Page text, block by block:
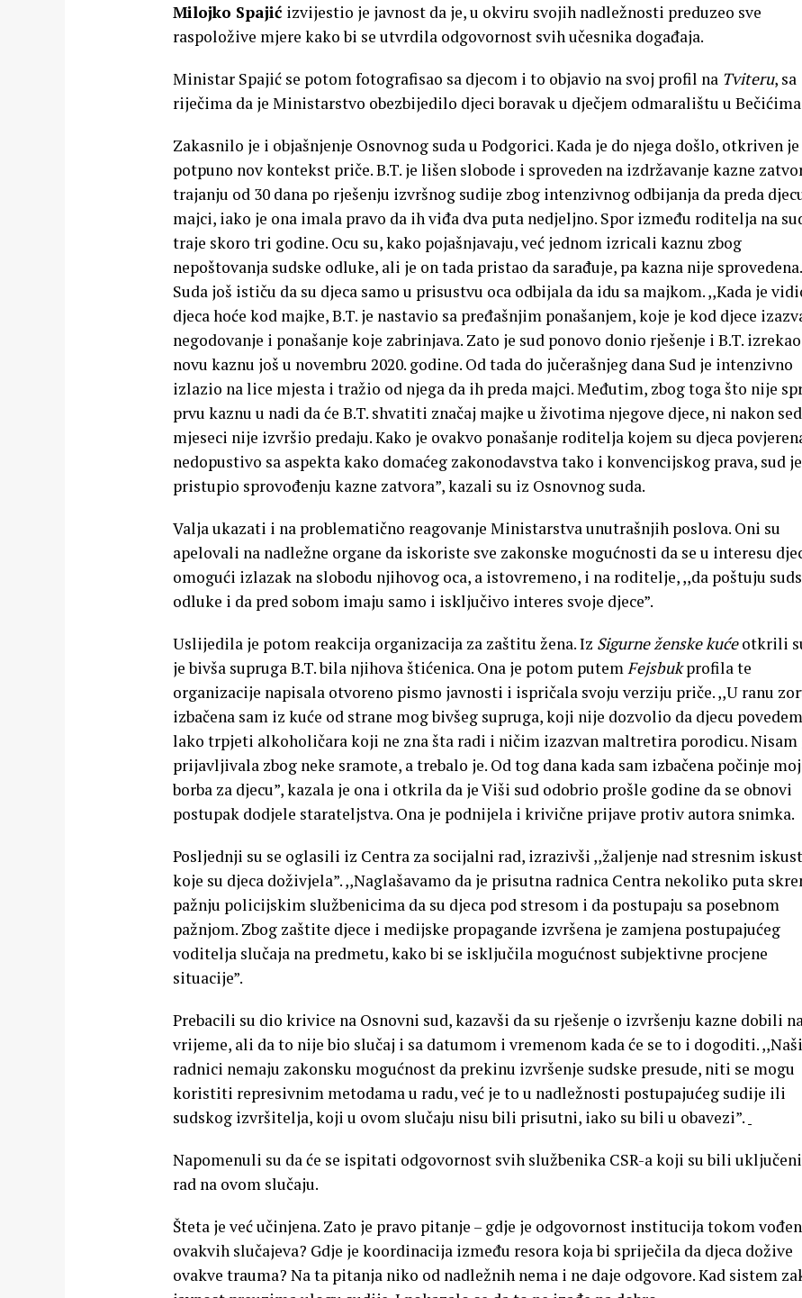
Milojko Spajić izvijestio je javnost da je, u okviru svojih nadležnosti preduzeo sve
raspoložive mjere kako bi se utvrdila odgovornost svih učesnika događaja.
Ministar Spajić se potom fotografisao sa djecom i to objavio na svoj profil na Tviteru, sa
riječima da je Ministarstvo obezbijedilo djeci boravak u dječjem odmaralištu u
Zakasnilo je i objašnjenje Osnovnog suda u Podgorici. Kada je do njega došlo, otkriven je
potpuno nov kontekst priče. B.T. je lišen slobode i sproveden na izdržavanje kazne
trajanju od 30 dana po rješenju izvršnog sudije zbog intenzivnog odbijanja da preda
majci, iako je ona imala pravo da ih viđa dva puta nedjeljno. Spor između roditelja na
traje skoro tri godine. Ocu su, kako pojašnjavaju, već jednom izricali kaznu zbog
nepoštovanja sudske odluke, ali je on tada pristao da sarađuje, pa kazna nije
Suda još ističu da su djeca samo u prisustvu oca odbijala da idu sa majkom. ,,Kada je
djeca hoće kod majke, B.T. je nastavio sa pređašnjim ponašanjem, koje je kod djece
negodovanje i ponašanje koje zabrinjava. Zato je sud ponovo donio rješenje i B.T. izrekao
novu kaznu još u novembru 2020. godine. Od tada do jučerašnjeg dana Sud je intenzivno
izlazio na lice mjesta i tražio od njega da ih preda majci. Međutim, zbog toga što nije
prvu kaznu u nadi da će B.T. shvatiti značaj majke u životima njegove djece, ni nakon
mjeseci nije izvršio predaju. Kako je ovakvo ponašanje roditelja kojem su djeca
nedopustivo sa aspekta kako domaćeg zakonodavstva tako i konvencijskog prava, sud je
pristupio sprovođenju kazne zatvora”, kazali su iz Osnovnog suda.
Valja ukazati i na problematično reagovanje Ministarstva unutrašnjih poslova. Oni su
apelovali na nadležne organe da iskoriste sve zakonske mogućnosti da se u interesu
omogući izlazak na slobodu njihovog oca, a istovremeno, i na roditelje, ,,da poštuju
odluke i da pred sobom imaju samo i isključivo interes svoje djece”.
Uslijedila je potom reakcija organizacija za zaštitu žena. Iz Sigurne ženske kućeotkrili
je bivša supruga B.T. bila njihova štićenica. Ona je potom putemFejsbukprofila te
organizacije napisala otvoreno pismo javnosti i ispričala svoju verziju priče. ,,U ranu
izbačena sam iz kuće od strane mog bivšeg supruga, koji nije dozvolio da djecu
lako trpjeti alkoholičara koji ne zna šta radi i ničim izazvan maltretira porodicu. Nisam
prijavljivala zbog neke sramote, a trebalo je. Od tog dana kada sam izbačena počinje
borba za djecu”, kazala je ona i otkrila da je Viši sud odobrio prošle godine da se obnovi
postupak dodjele starateljstva. Ona je podnijela i krivične prijave protiv autora snimka.
Posljednji su se oglasili iz Centra za socijalni rad, izrazivši ,,žaljenje nad stresnim
koje su djeca doživjela”. ,,Naglašavamo da je prisutna radnica Centra nekoliko puta
pažnju policijskim službenicima da su djeca pod stresom i da postupaju sa posebnom
pažnjom. Zbog zaštite djece i medijske propagande izvršena je zamjena postupajućeg
voditelja slučaja na predmetu, kako bi se isključila mogućnost subjektivne procjene
situacije”.
Prebacili su dio krivice na Osnovni sud, kazavši da su rješenje o izvršenju kazne dobili
vrijeme, ali da to nije bio slučaj i sa datumom i vremenom kada će se to i dogoditi. ,,Naši
radnici nemaju zakonsku mogućnost da prekinu izvršenje sudske presude, niti se mogu
koristiti represivnim metodama u radu, već je to u nadležnosti postupajućeg sudije ili
sudskog izvršitelja, koji u ovom slučaju nisu bili prisutni, iako su bili u obavezi”.
Napomenuli su da će se ispitati odgovornost svih službenika CSR-a koji su bili
rad na ovom slučaju.
Šteta je već učinjena. Zato je pravo pitanje – gdje je odgovornost institucija tokom
ovakvih slučajeva? Gdje je koordinacija između resora koja bi spriječila da djeca dožive
ovakve trauma? Na ta pitanja niko od nadležnih nema i ne daje odgovore. Kad sistem